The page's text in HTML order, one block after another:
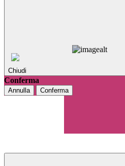
Chiudi
Conferma
Annulla Conferma